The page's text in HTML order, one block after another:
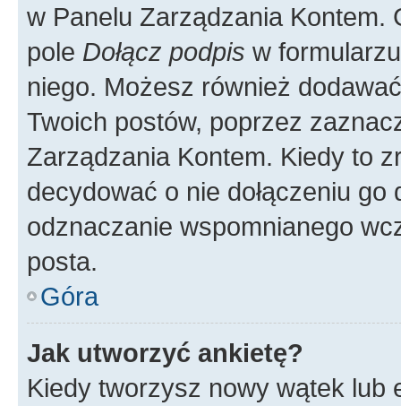
w Panelu Zarządzania
pole Dołącz podpis w
niego. Możesz również
Twoich postów, poprzez
Zarządzania Kontem. Kiedy to
decydować o nie dołączeniu
odznaczanie wspomnianego
posta.
Góra
Jak utworzyć ankietę?
Kiedy tworzysz nowy wątek lub